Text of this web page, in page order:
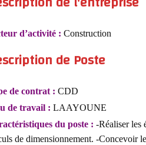
Secteur d’activité :Construction
Description de Poste
Type de contrat :
Lieu de travail :LAAYOUNE
Caractéristiques du poste :-
calculs de dimensionnement. -